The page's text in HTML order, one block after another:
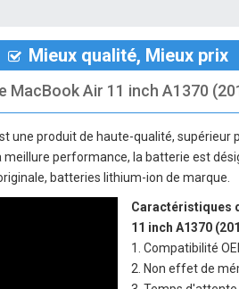
Mieux qualité, Mieux prix
Air 11 inch A1370
une produit de haute-qualité, supérieur
performance, la batterie est
batteries lithium-ion de marque.
Caractéristiques
11 inch A1370
1. Compatibilité
2. Non effet de